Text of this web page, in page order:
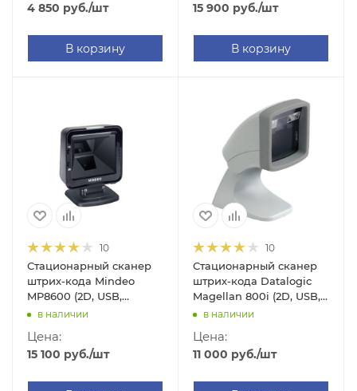
4 850 руб./шт
В корзину
15 900 руб./шт
В корзину
10
Стационарный сканер
штрих-кода Mindeo
MP8600 (2D, USB,
черный, с подставкой
в наличии
Цена:
15 100 руб./шт
10
Стационарный сканер
штрих-кода Datalogic
Magellan 800i (2D, USB,
серый)
в наличии
Цена:
11 000 руб./шт